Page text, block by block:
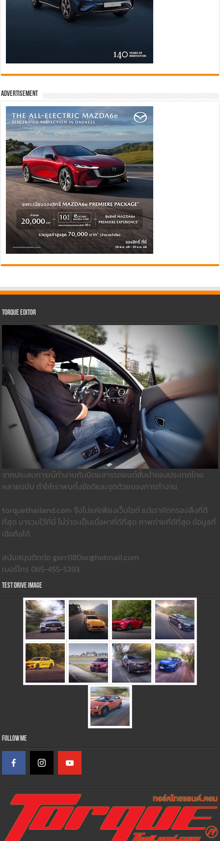
Advertisement
Torque Editor
จากประสบการณ์ทำงานกับนิตยสารรถยนต์ชั้นนำของประเทศไทย
หลายฉบับ ทำให้เราพบทั้งข้อดีและจุดด้วยของการทำงาน
torquethailand.com จึงไม่แค่เพียงเว็บไซต์ แต่เราคัดกรองสิ่งที่ดี
ที่สุด มารวมใว้ที่นี่ ไม่ว่าจะเป็นเนื้อหาที่ดีที่สุด ภาพถ่ายที่ดีที่สุด ข้อมูลที่
เชื่อถือได้
สนับสนุนติดต่อ gorri180sx@hotmail.com
เบอร์โทร 065-455-5393
Test Drive Image
Follow Me